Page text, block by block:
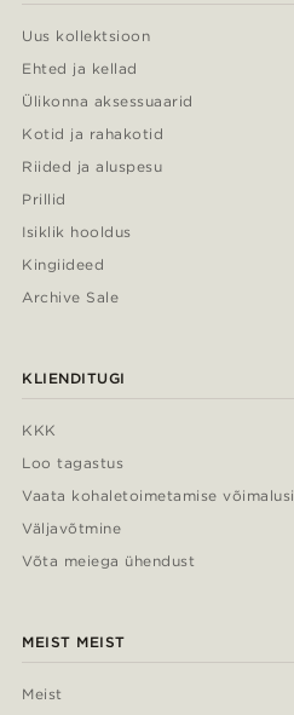
Uus kollektsioon
Ehted ja kellad
Ülikonna aksessuaarid
Kotid ja rahakotid
Riided ja aluspesu
Prillid
Isiklik hooldus
Kingiideed
Archive Sale
KLIENDITUGI
KKK
Loo tagastus
Vaata kohaletoimetamise võimalusi
Väljavõtmine
Võta meiega ühendust
MEIST MEIST
Meist